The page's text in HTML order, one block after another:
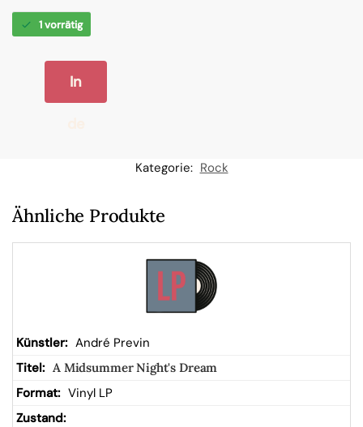
1 vorrätig
In
W
kor
b
Kategorie: Rock
Ähnliche Produkte
André Previn
A Midsummer Night's Dream
Vinyl LP